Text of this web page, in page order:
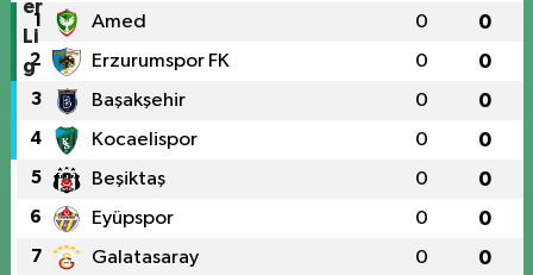
1 Amed 0 0
2 Erzurumspor FK 0 0
3 Başakşehir 0 0
4 Kocaelispor 0 0
5 Beşiktaş 0 0
6 Eyüpspor 0 0
7 Galatasaray 0 0